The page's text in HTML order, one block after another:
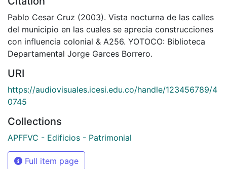
Pablo Cesar Cruz (2003). Vista nocturna de las calles
del municipio en las cuales se aprecia construcciones
con influencia colonial & A256. YOTOCO: Biblioteca
Departamental Jorge Garces Borrero.
URI
https://audiovisuales.icesi.edu.co/handle/123456789/4
0745
Collections
APFFVC - Edificios - Patrimonial
Full item page